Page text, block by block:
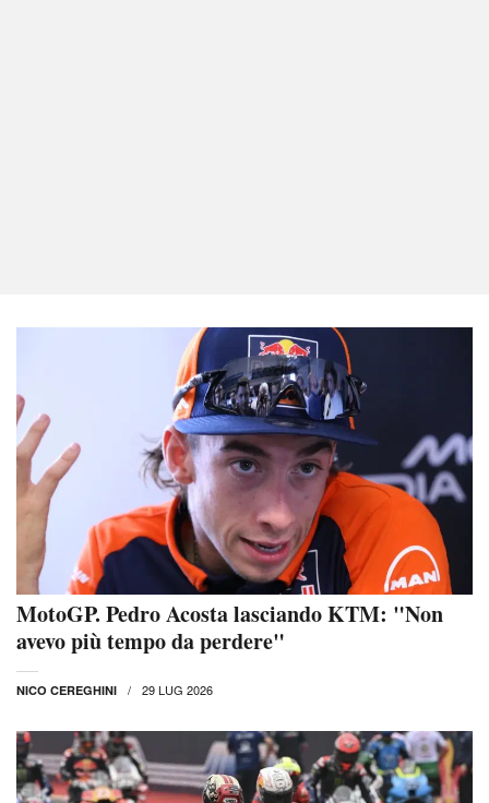
MotoGP. Pedro Acosta lasciando KTM: "Non
avevo più tempo da perdere"
NICO CEREGHINI 29 LUG 2026